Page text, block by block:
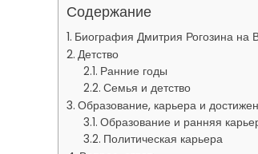
Содержание
Биография Дмитрия Рогозина на
Детство
Ранние годы
Семья и детство
Образование, карьера и
Образование и ранняя
Политическая карьера